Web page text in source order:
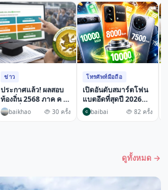
ข่าว
ประกาศแล้ว! ผลสอบ
ท้องถิ่น 2568 ภาค ค เช็
กรายชื่อเรียงลำดับครบ
10 เขต
baikhao 30 ครั้ง
โทรศัพท์มือถือ
เปิดอันดับสมาร์ตโฟน
แบตอึดที่สุดปี 2026
เทียบชัดรุ่นไหนให้เกิน
7,000mAh พร้อมเลนส์
baibai 82 ครั้ง
ดูทั้งหมด →